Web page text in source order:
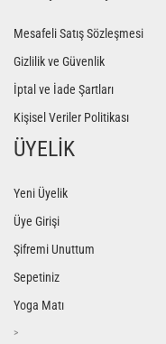
Mesafeli Satış Sözleşmesi
Gizlilik ve Güvenlik
İptal ve İade Şartları
Kişisel Veriler Politikası
ÜYELİK
Yeni Üyelik
Üye Girişi
Şifremi Unuttum
Sepetiniz
Yoga Matı
>